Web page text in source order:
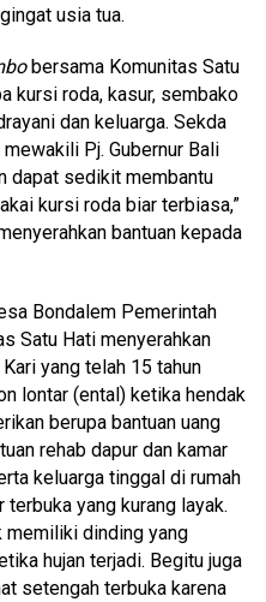
usia tua.
bersama Komunitas Satu
kursi roda, kasur, sembako
dan keluarga. Sekda
Pj. Gubernur Bali
dapat sedikit membantu
kursi roda biar terbiasa,”
bantuan kepada
Bondalem Pemerintah
Satu Hati menyerahkan
yang telah 15 tahun
lontar (ental) ketika hendak
berupa bantuan uang
rehab dapur dan kamar
keluarga tinggal di rumah
yang kurang layak.
memiliki dinding yang
hujan terjadi. Begitu juga
setengah terbuka karena